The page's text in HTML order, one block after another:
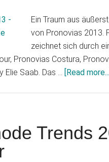
Ein Traum aus
von Pronovias 2013.
zeichnet sich durch
Pronovias Costura,
Elie Saab. Das … [Read
Trends